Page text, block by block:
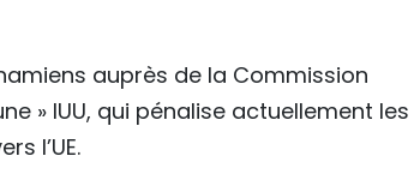
auprès de la Commission
» IUU, qui pénalise actuellement les
l’UE.